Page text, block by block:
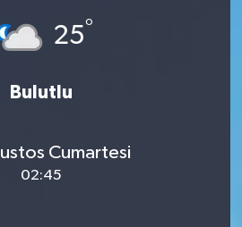
25°
Bulutlu
Cumartesi
02:45